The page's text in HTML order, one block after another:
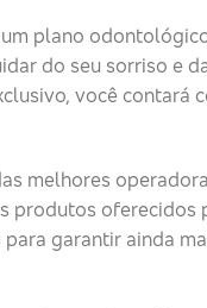
plano
do seu sorriso e
você contará
melhores
produtos oferecidos
garantir ainda